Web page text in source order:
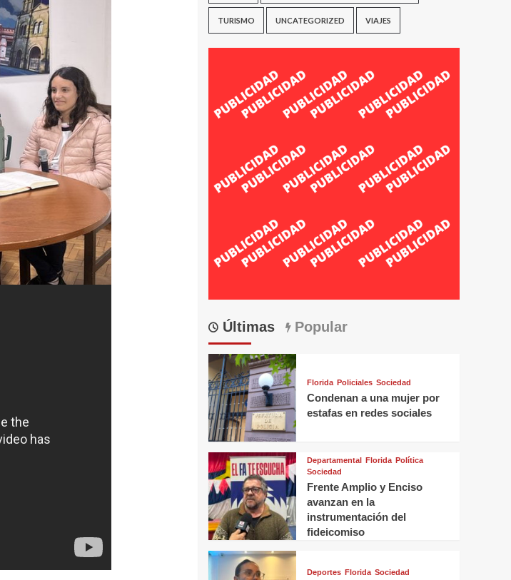
TURISMO UNCATEGORIZED VIAJES
Últimas Popular
Florida Policiales Sociedad
Condenan a una mujer por
estafas en redes sociales
Departamental Florida Política
Sociedad
Frente Amplio y Enciso
avanzan en la
instrumentación del
fideicomiso
Deportes Florida Sociedad